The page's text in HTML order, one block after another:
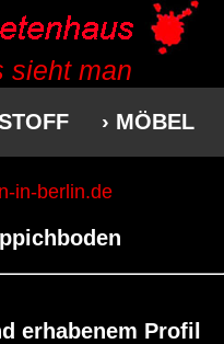
sieht man
STOFF › MÖBEL
in-berlin.de
erhabenem Profil